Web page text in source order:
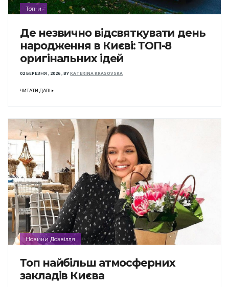
Топ-и
Де незвично відсвяткувати день
народження в Києві: ТОП-8
оригінальних ідей
02 БЕРЕЗНЯ , 2026,BYKATERINA KRASOVSKA
ЧИТАТИ ДАЛІ
Новини Дозвілля
Топ найбільш атмосферних
закладів Києва